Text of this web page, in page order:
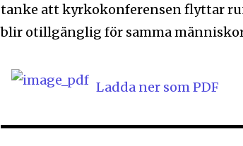
tanke att kyrkokonferensen flyttar
blir otillgänglig för samma människor
Ladda ner som PDF